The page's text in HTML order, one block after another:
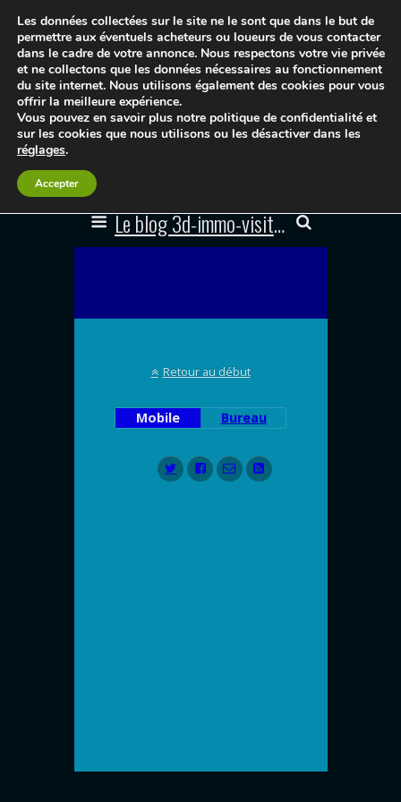
Le blog 3d-immo-visites
Retour au début
Mobile Bureau
Les données collectées sur le site ne le sont que dans le but de
permettre aux éventuels acheteurs ou loueurs de vous contacter
dans le cadre de votre annonce. Nous respectons votre vie privée
et ne collectons que les données nécessaires au fonctionnement
du site internet. Nous utilisons également des cookies pour vous
offrir la meilleure expérience.
Vous pouvez en savoir plus notre politique de confidentialité et
sur les cookies que nous utilisons ou les désactiver dans les
réglages.
Accepter